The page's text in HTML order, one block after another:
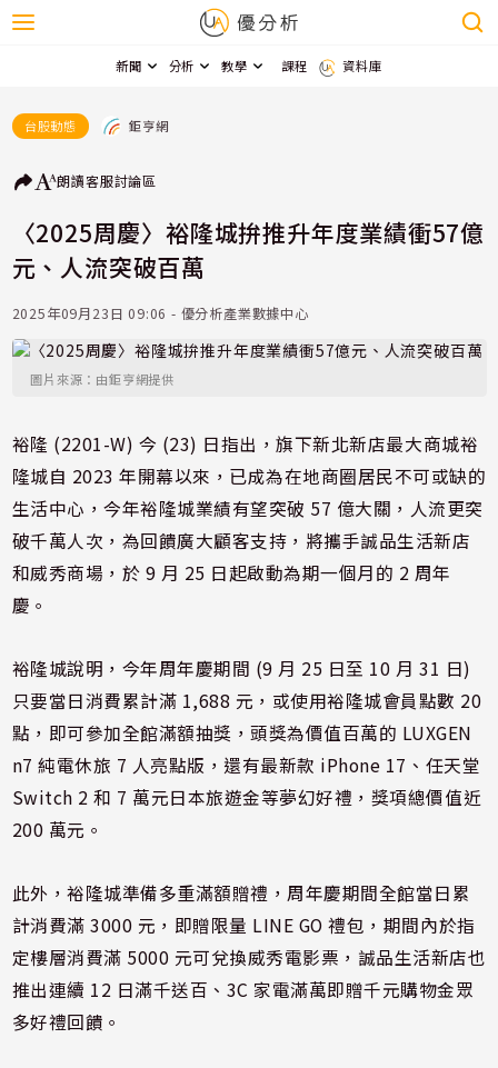
新聞 分析 教學 課程 資料庫
台股動態 鉅亨網
朗讀客服討論區
〈2025周慶〉裕隆城拚推升年度業績衝57億
元、人流突破百萬
2025年09月23日 09:06 - 優分析產業數據中心
圖片來源：由鉅亨網提供
裕隆 (2201-W) 今 (23) 日指出，旗下新北新店最大商城裕
隆城自 2023 年開幕以來，已成為在地商圈居民不可或缺的
生活中心，今年裕隆城業績有望突破 57 億大關，人流更突
破千萬人次，為回饋廣大顧客支持，將攜手誠品生活新店
和威秀商場，於 9 月 25 日起啟動為期一個月的 2 周年
慶。
裕隆城說明，今年周年慶期間 (9 月 25 日至 10 月 31 日)
只要當日消費累計滿 1,688 元，或使用裕隆城會員點數 20
點，即可參加全館滿額抽獎，頭獎為價值百萬的 LUXGEN
n7 純電休旅 7 人亮點版，還有最新款 iPhone 17、任天堂
Switch 2 和 7 萬元日本旅遊金等夢幻好禮，獎項總價值近
200 萬元。
此外，裕隆城準備多重滿額贈禮，周年慶期間全館當日累
計消費滿 3000 元，即贈限量 LINE GO 禮包，期間內於指
定樓層消費滿 5000 元可兌換威秀電影票，誠品生活新店也
推出連續 12 日滿千送百、3C 家電滿萬即贈千元購物金眾
多好禮回饋。